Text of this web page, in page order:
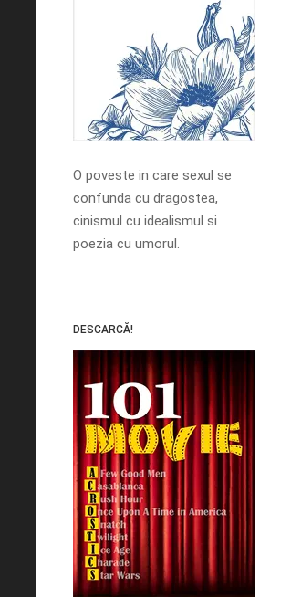
O poveste in care sexul se
confunda cu dragostea,
cinismul cu idealismul si
poezia cu umorul.
DESCARCĂ!